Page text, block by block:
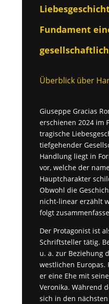
Fundament
Überblick über
Giuseppe Gracias
erschienen 2024 im
tragische
tiefgehender
Handlung liegt in
vor, welche der
Hauptcharakter
Obwohl die
nicht-linear erzählt
folgt
Der Protagonist ist
Schriftsteller tätig.
u. a. zur Beziehung
westlichen Europas.
er eine Ehe mit
Veronika. Während
sich in den